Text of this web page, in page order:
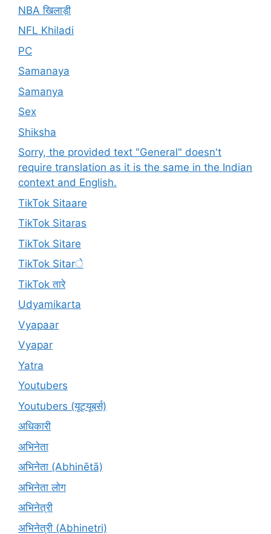
NBA खिलाड़ी
NFL Khiladi
PC
Samanaya
Samanya
Sex
Shiksha
Sorry, the provided text "General" doesn't
require translation as it is the same in the Indian
context and English.
TikTok Sitaare
TikTok Sitaras
TikTok Sitare
TikTok Sitarे
TikTok तारे
Udyamikarta
Vyapaar
Vyapar
Yatra
Youtubers
Youtubers (यूट्यूबर्स)
अधिकारी
अभिनेता
अभिनेता (Abhinētā)
अभिनेता लोग
अभिनेत्री
अभिनेत्री (Abhinetri)